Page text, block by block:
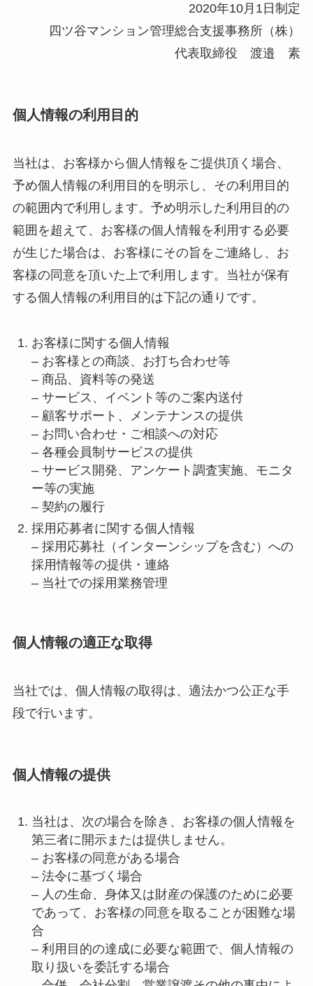
2020年10月1日制定
四ツ谷マンション管理総合支援事務所（株）
代表取締役 渡邉 素
個人情報の利用目的
当社は、お客様から個人情報をご提供頂く場合、
予め個人情報の利用目的を明示し、その利用目的
の範囲内で利用します。予め明示した利用目的の
範囲を超えて、お客様の個人情報を利用する必要
が生じた場合は、お客様にその旨をご連絡し、お
客様の同意を頂いた上で利用します。当社が保有
する個人情報の利用目的は下記の通りです。
お客様に関する個人情報
– お客様との商談、お打ち合わせ等
– 商品、資料等の発送
– サービス、イベント等のご案内送付
– 顧客サポート、メンテナンスの提供
– お問い合わせ・ご相談への対応
– 各種会員制サービスの提供
– サービス開発、アンケート調査実施、モニタ
ー等の実施
– 契約の履行
採用応募者に関する個人情報
– 採用応募社（インターンシップを含む）への
採用情報等の提供・連絡
– 当社での採用業務管理
個人情報の適正な取得
当社では、個人情報の取得は、適法かつ公正な手
段で行います。
個人情報の提供
当社は、次の場合を除き、お客様の個人情報を
第三者に開示または提供しません。
– お客様の同意がある場合
– 法令に基づく場合
– 人の生命、身体又は財産の保護のために必要
であって、お客様の同意を取ることが困難な場
合
– 利用目的の達成に必要な範囲で、個人情報の
取り扱いを委託する場合